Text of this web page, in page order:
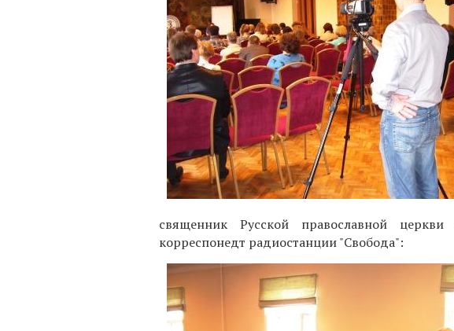
священник Русской православной
корреспонедт радиостанции "Свобода":